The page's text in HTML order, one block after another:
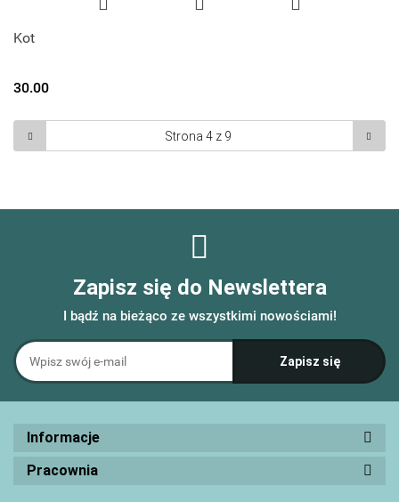
Kot
30.00
Zapisz się do Newslettera
I bądź na bieżąco ze wszystkimi nowościami!
Informacje
Pracownia